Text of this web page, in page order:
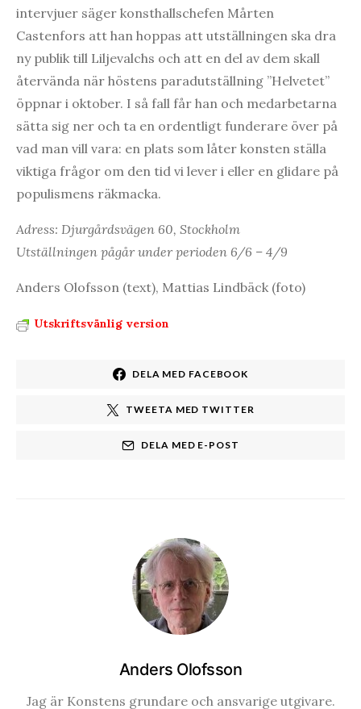
intervjuer säger konsthallschefen Mårten
Castenfors att han hoppas att utställningen ska dra
ny publik till Liljevalchs och att en del av dem skall
återvända när höstens paradutställning ”Helvetet”
öppnar i oktober. I så fall får han och medarbetarna
sätta sig ner och ta en ordentligt funderare över på
vad man vill vara: en plats som låter konsten ställa
viktiga frågor om den tid vi lever i eller en glidare på
populismens räkmacka.
Adress: Djurgårdsvägen 60, Stockholm
Utställningen pågår under perioden 6/6 – 4/9
Anders Olofsson (text), Mattias Lindbäck (foto)
Utskriftsvänlig version
DELA MED FACEBOOK
TWEETA MED TWITTER
DELA MED E-POST
Anders Olofsson
Jag är Konstens grundare och ansvarige utgivare.